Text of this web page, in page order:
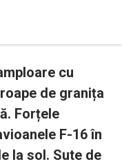
cu
de granița
Forțele
F-16 în
la sol. Sute de